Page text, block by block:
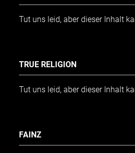
Tut uns leid, aber dieser Inhalt
TRUE RELIGION
Tut uns leid, aber dieser Inhalt
FAINZ